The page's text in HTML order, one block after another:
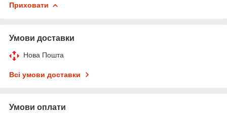
Приховати
Умови доставки
Нова Пошта
Всі умови доставки
Умови оплати